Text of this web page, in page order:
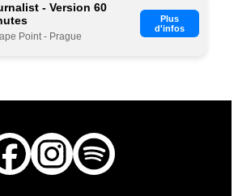
- Version 60
Point - Prague
Plus
d'infos